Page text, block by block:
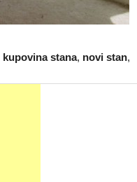
kupovina stana, novi stan,